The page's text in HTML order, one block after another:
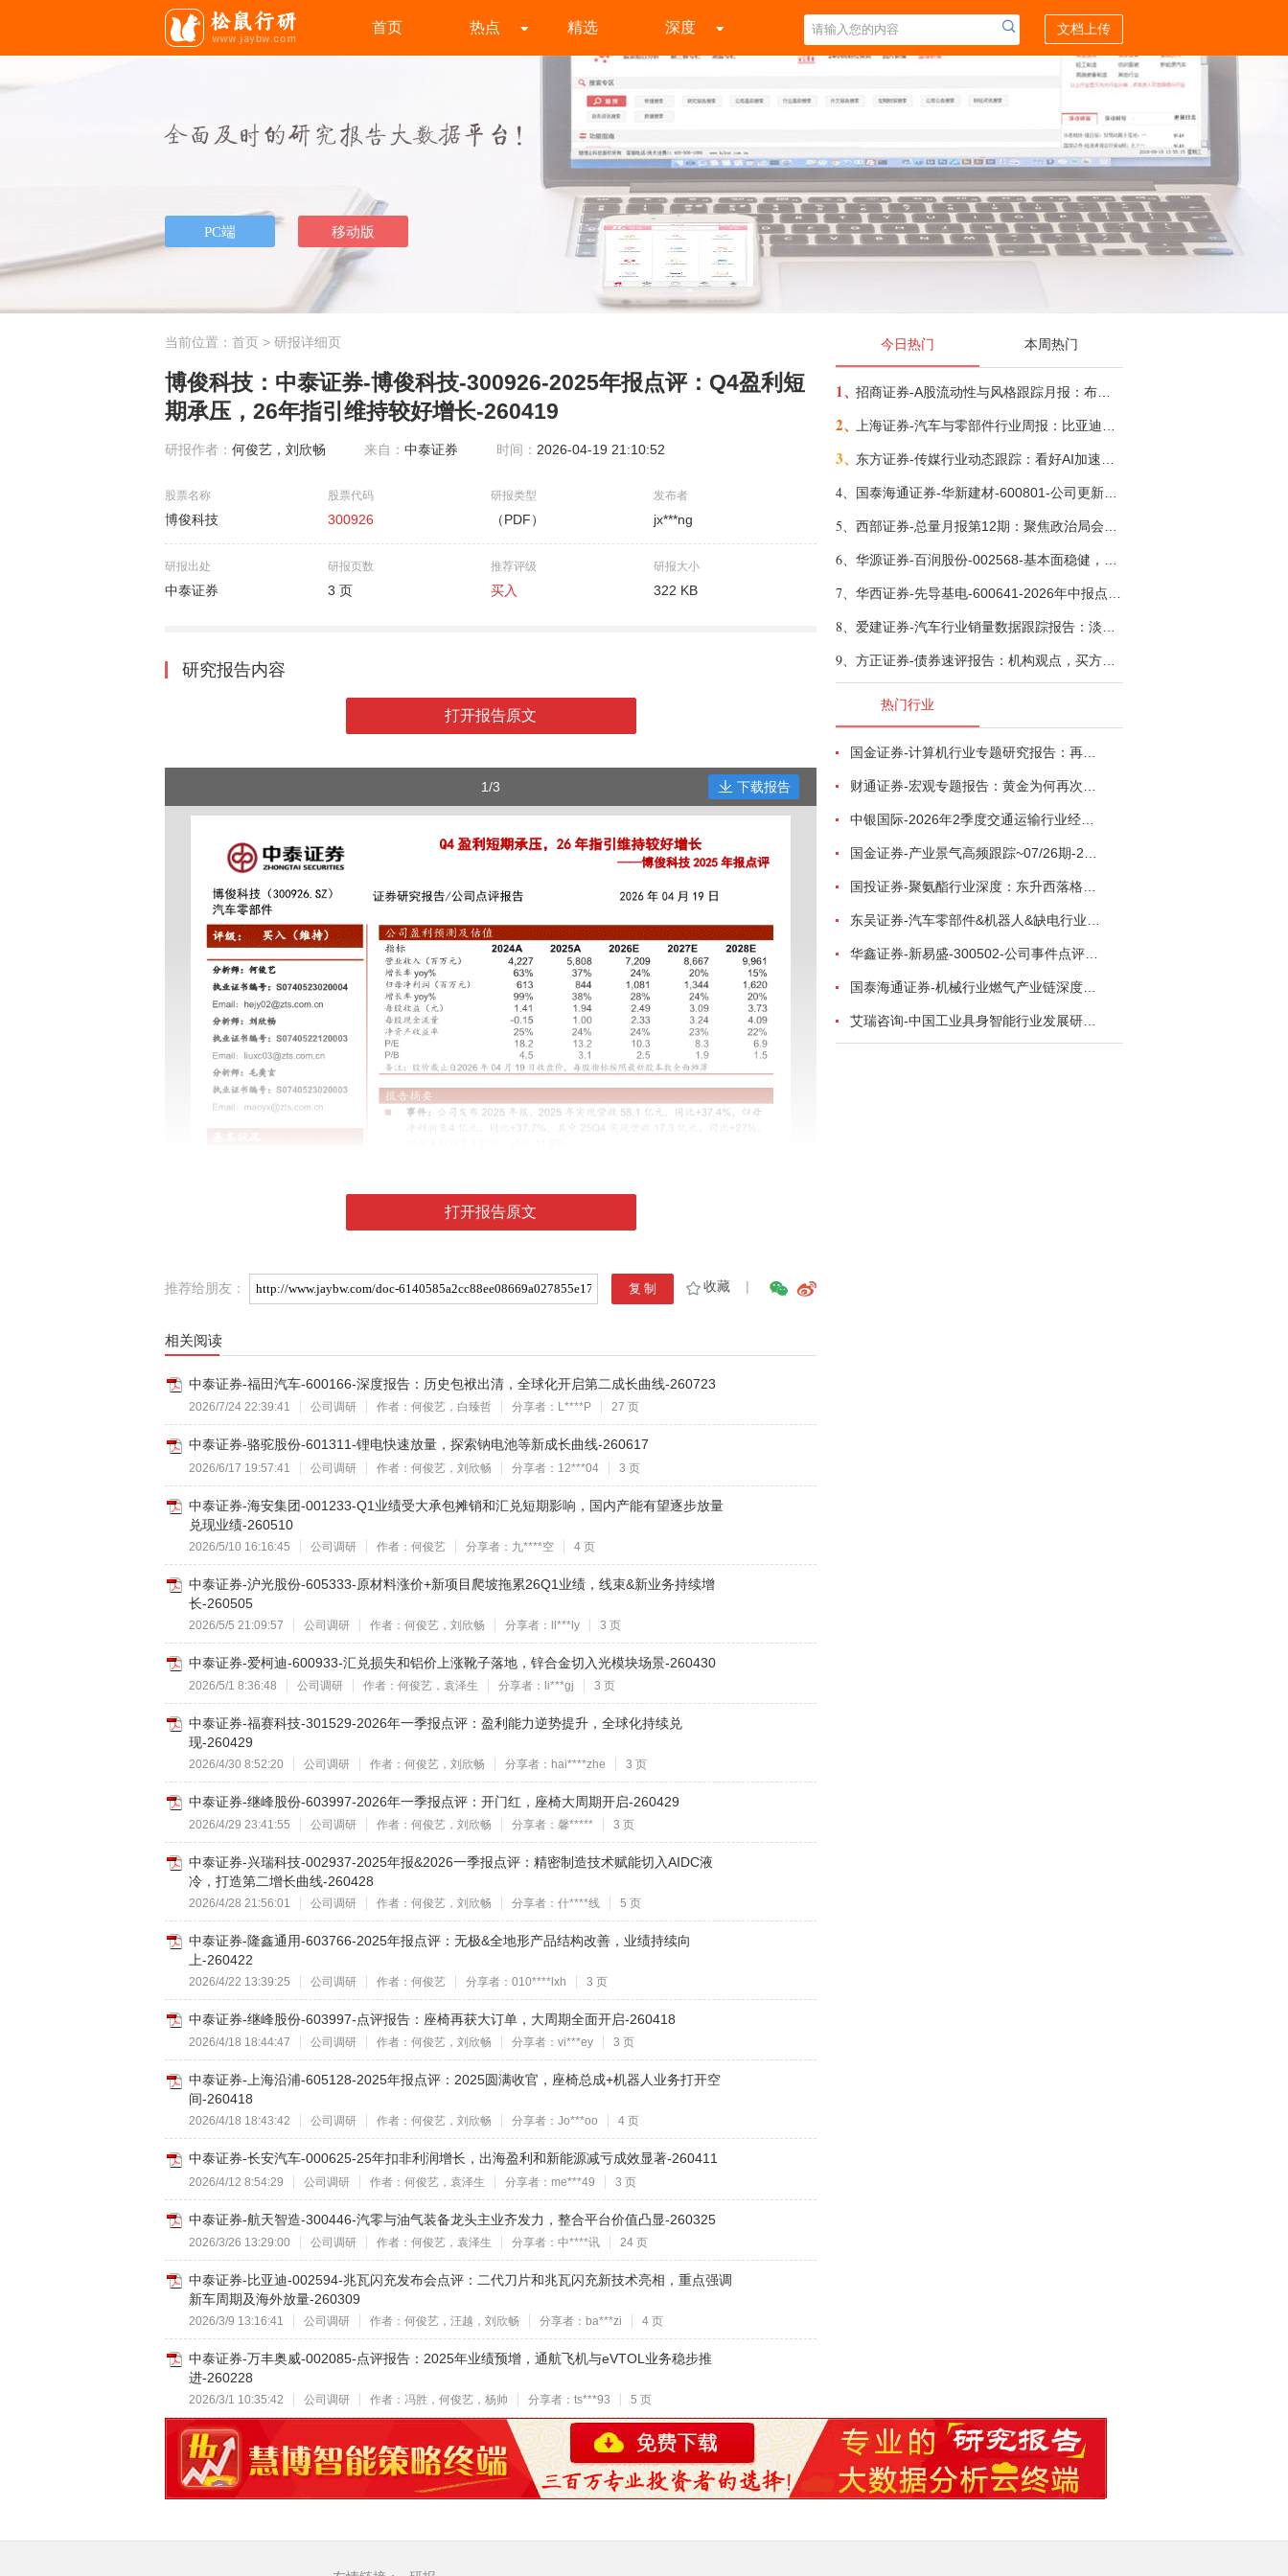
首页 热点 精选 深度 文档上传
当前位置： 首页 > 研报详细页
博俊科技：中泰证券-博俊科技-300926-2025年报点评：Q4盈利短
期承压，26年指引维持较好增长-260419
研报作者： 何俊艺，刘欣畅 来自： 中泰证券 时间： 2026-04-19 21:10:52
股票名称
博俊科技
股票代码
300926
研报类型
（PDF）
发布者
jx***ng
研报出处
中泰证券
研报页数
3 页
推荐评级
买入
研报大小
322 KB
研究报告内容
打开报告原文
1/3 下载报告
打开报告原文
推荐给朋友： 收藏 |
相关阅读
中泰证券-福田汽车-600166-深度报告：历史包袱出清，全球化开启第二成长曲线-260723
2026/7/24 22:39:41 公司调研 作者：何俊艺，白臻哲 分享者：L****P 27 页
中泰证券-骆驼股份-601311-锂电快速放量，探索钠电池等新成长曲线-260617
2026/6/17 19:57:41 公司调研 作者：何俊艺，刘欣畅 分享者：12***04 3 页
中泰证券-海安集团-001233-Q1业绩受大承包摊销和汇兑短期影响，国内产能有望逐步放量
兑现业绩-260510
2026/5/10 16:16:45 公司调研 作者：何俊艺 分享者：九****空 4 页
中泰证券-沪光股份-605333-原材料涨价+新项目爬坡拖累26Q1业绩，线束&新业务持续增
长-260505
2026/5/5 21:09:57 公司调研 作者：何俊艺，刘欣畅 分享者：ll***ly 3 页
中泰证券-爱柯迪-600933-汇兑损失和铝价上涨靴子落地，锌合金切入光模块场景-260430
2026/5/1 8:36:48 公司调研 作者：何俊艺，袁泽生 分享者：li***gj 3 页
中泰证券-福赛科技-301529-2026年一季报点评：盈利能力逆势提升，全球化持续兑
现-260429
2026/4/30 8:52:20 公司调研 作者：何俊艺，刘欣畅 分享者：hai****zhe 3 页
中泰证券-继峰股份-603997-2026年一季报点评：开门红，座椅大周期开启-260429
2026/4/29 23:41:55 公司调研 作者：何俊艺，刘欣畅 分享者：馨***** 3 页
中泰证券-兴瑞科技-002937-2025年报&2026一季报点评：精密制造技术赋能切入AIDC液
冷，打造第二增长曲线-260428
2026/4/28 21:56:01 公司调研 作者：何俊艺，刘欣畅 分享者：什****线 5 页
中泰证券-隆鑫通用-603766-2025年报点评：无极&全地形产品结构改善，业绩持续向
上-260422
2026/4/22 13:39:25 公司调研 作者：何俊艺 分享者：010****lxh 3 页
中泰证券-继峰股份-603997-点评报告：座椅再获大订单，大周期全面开启-260418
2026/4/18 18:44:47 公司调研 作者：何俊艺，刘欣畅 分享者：vi***ey 3 页
中泰证券-上海沿浦-605128-2025年报点评：2025圆满收官，座椅总成+机器人业务打开空
间-260418
2026/4/18 18:43:42 公司调研 作者：何俊艺，刘欣畅 分享者：Jo***oo 4 页
中泰证券-长安汽车-000625-25年扣非利润增长，出海盈利和新能源减亏成效显著-260411
2026/4/12 8:54:29 公司调研 作者：何俊艺，袁泽生 分享者：me***49 3 页
中泰证券-航天智造-300446-汽零与油气装备龙头主业齐发力，整合平台价值凸显-260325
2026/3/26 13:29:00 公司调研 作者：何俊艺，袁泽生 分享者：中****讯 24 页
中泰证券-比亚迪-002594-兆瓦闪充发布会点评：二代刀片和兆瓦闪充新技术亮相，重点强调
新车周期及海外放量-260309
2026/3/9 13:16:41 公司调研 作者：何俊艺，汪越，刘欣畅 分享者：ba***zi 4 页
中泰证券-万丰奥威-002085-点评报告：2025年业绩预增，通航飞机与eVTOL业务稳步推
进-260228
2026/3/1 10:35:42 公司调研 作者：冯胜，何俊艺，杨帅 分享者：ts***93 5 页
今日热门 本周热门
1、
2、
3、
4、
5、
6、
7、
8、
9、
热门行业